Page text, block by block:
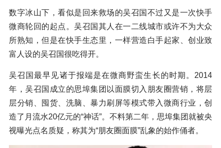
数字冰山下，看似是回来救场的吴召国不过又是一次快手
微商轮回的起点。吴召国其人在一二线城市或许不为大众
所熟知，但是在快手生态里，一样营造白手起家、创业致
富人设的吴召国很吃得开。
吴召国最早见诸于报端是在微商野蛮生长的时期。2014
年，吴召国成立的思埠集团以面膜切入朋友圈营销，将层
层分销、囤货、洗脑、暴力刷屏等模式带入微商行业，创
造了月流水20亿元的“神话”。不料第二年，思埠集团就被央
视曝光点名质疑，称其为“朋友圈面膜”乱象的始作俑者。